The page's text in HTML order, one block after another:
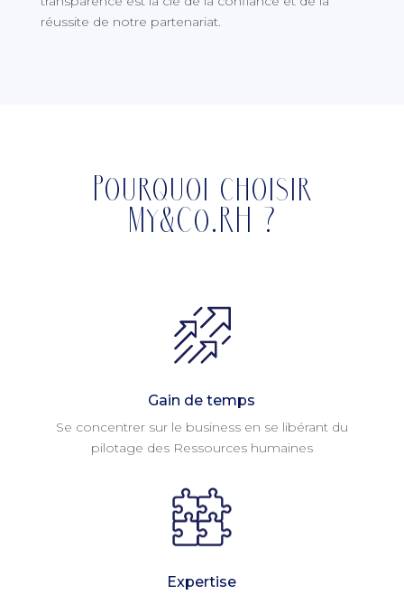
réussite de notre partenariat.
Pourquoi choisir
My&Co.RH ?
Gain de temps
Se concentrer sur le business en se libérant du
pilotage des Ressources humaines
Expertise